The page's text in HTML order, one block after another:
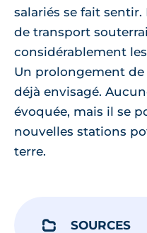
salariés se fait
de transport
considérablement
Un prolongement
déjà envisagé.
évoquée, mais il se
nouvelles stations
terre.
SOURCES